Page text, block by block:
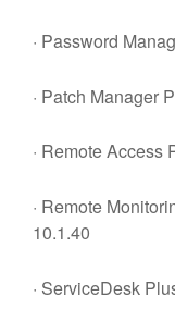
· Password
· Patch Manager
· Remote Access
· Remote
10.1.40
· ServiceDesk